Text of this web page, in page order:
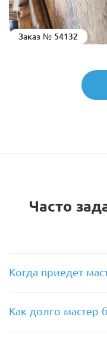
Заказ № 54132
Часто
Когда приедет
Как долго мастер